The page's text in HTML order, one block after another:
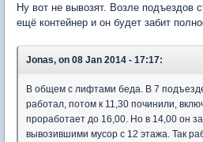
Ну вот не вывозят. Возле подъездов
ещё контейнер и он будет забит
Jonas, on 08 Jan 2014 - 17:17:
В общем с лифтами беда. В 7
работал, потом к 11,30 починили,
проработает до 16,00. Но в 14,00 он
вывозившими мусор с 12 этажа. Так